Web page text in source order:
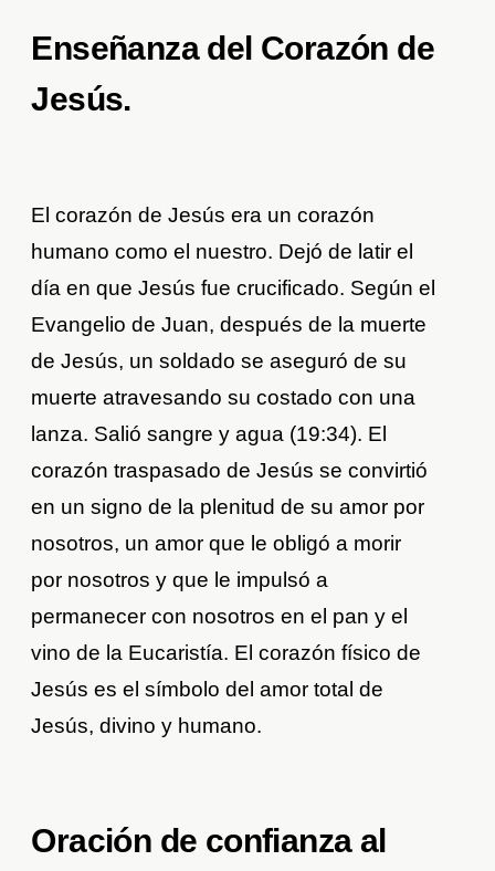
Enseñanza del Corazón de
Jesús.
El corazón de Jesús era un corazón
humano como el nuestro. Dejó de latir el
día en que Jesús fue crucificado. Según el
Evangelio de Juan, después de la muerte
de Jesús, un soldado se aseguró de su
muerte atravesando su costado con una
lanza. Salió sangre y agua (19:34). El
corazón traspasado de Jesús se convirtió
en un signo de la plenitud de su amor por
nosotros, un amor que le obligó a morir
por nosotros y que le impulsó a
permanecer con nosotros en el pan y el
vino de la Eucaristía. El corazón físico de
Jesús es el símbolo del amor total de
Jesús, divino y humano.
Oración de confianza al